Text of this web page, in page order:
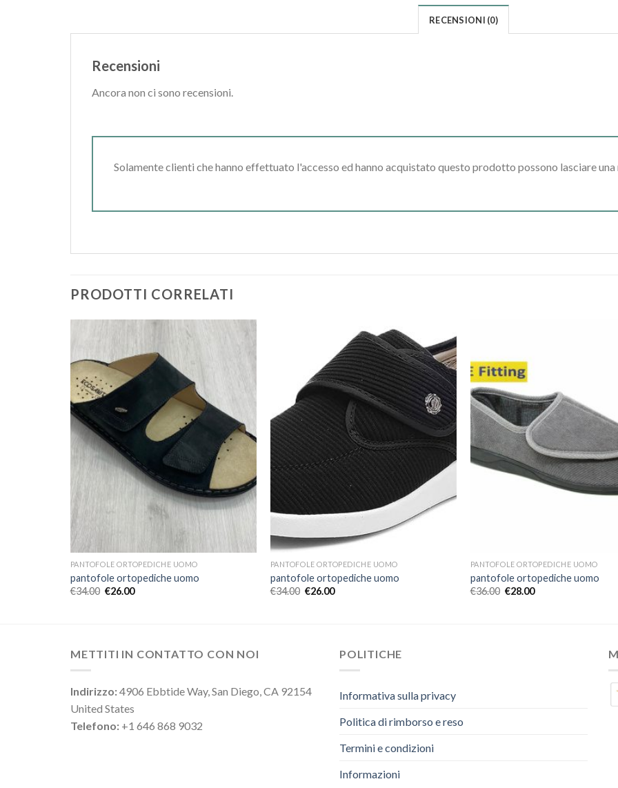
RECENSIONI (0)
Recensioni
Ancora non ci sono recensioni.
Solamente clienti che hanno effettuato l'accesso ed hanno acquistato questo prodotto possono lasciare una
PRODOTTI CORRELATI
PANTOFOLE ORTOPEDICHE UOMO
pantofole ortopediche uomo
€34.00 €26.00
PANTOFOLE ORTOPEDICHE UOMO
pantofole ortopediche uomo
€34.00 €26.00
PANTOFOLE ORTOPEDICHE UOMO
pantofole ortopediche uomo
€36.00 €28.00
METTITI IN CONTATTO CON NOI
Indirizzo:4906 Ebbtide Way, San Diego, CA 92154
United States
Telefono: +1 646 868 9032
POLITICHE
Informativa sulla privacy
Politica di rimborso e reso
Termini e condizioni
Informazioni